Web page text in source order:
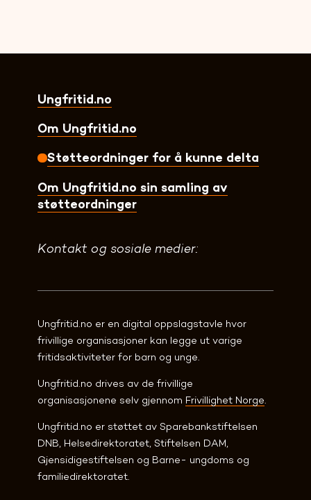
Ungfritid.no
Om Ungfritid.no
Støtteordninger for å kunne delta
Om Ungfritid.no sin samling av
støtteordninger
Kontakt og sosiale medier:
Ungfritid.no er en digital oppslagstavle hvor
frivillige organisasjoner kan legge ut varige
fritidsaktiviteter for barn og unge.
Ungfritid.no drives av de frivillige
organisasjonene selv gjennom Frivillighet Norge
Ungfritid.no er støttet av Sparebankstiftelsen
DNB, Helsedirektoratet, Stiftelsen DAM,
Gjensidigestiftelsen og Barne- ungdoms og
familiedirektoratet.